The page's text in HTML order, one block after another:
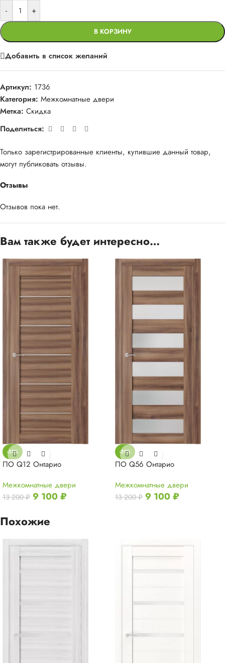
- +
В КОРЗИНУ
Добавить в список желаний
Артикул: 1736
Категория: Межкомнатные двери
Метка: Скидка
Поделиться:
Отзывы
Отзывов пока нет.
Только зарегистрированные клиенты, купившие данный товар,
могут публиковать отзывы.
Вам также будет интересно…
-31%
ПО Q12 Онтарио
Межкомнатные двери
13 200₽ 9 100₽
-31%
ПО Q56 Онтарио
Межкомнатные двери
13 200₽ 9 100₽
Похожие